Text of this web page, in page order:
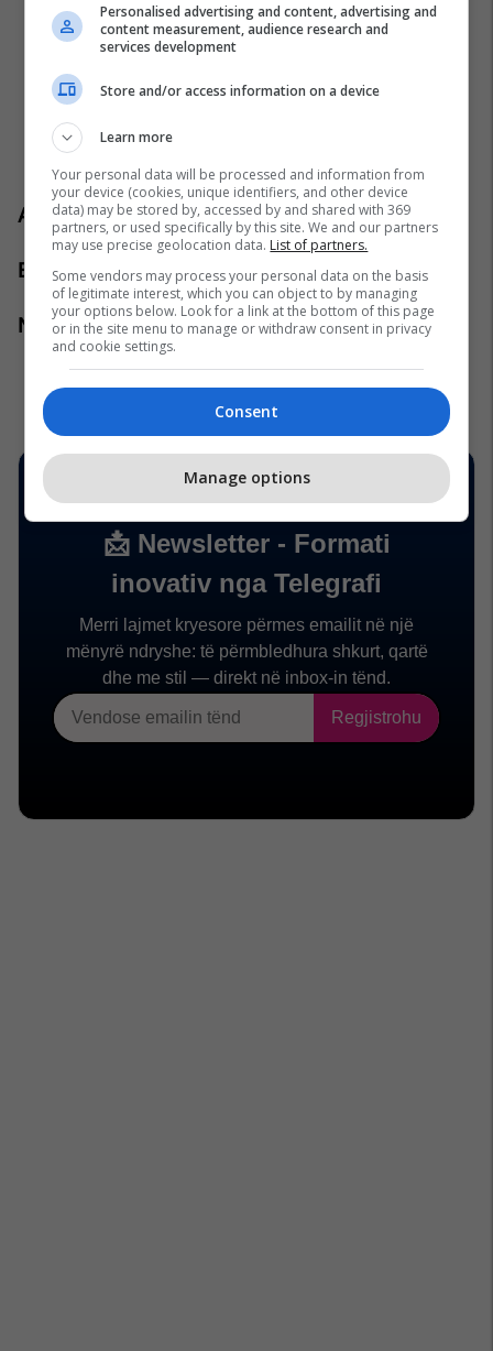
1 Tarracë
Dokumentacioni me Noter
Orientimi: Lindje
Mobilimi: Pa mobilim
Sistemi i ngrohjes: KEDS
Vendparkim
Agjenti: Shpend Hamiti
Emaili: shpend.hamiti@pro-rks.com
Numri kontaktues: +383 44 888 444
Personalised advertising and content, advertising and
content measurement, audience research and
services development
Store and/or access information on a device
Learn more
Your personal data will be processed and information from
your device (cookies, unique identifiers, and other device
data) may be stored by, accessed by and shared with 369
partners, or used specifically by this site. We and our partners
may use precise geolocation data. List of partners.
Some vendors may process your personal data on the basis
of legitimate interest, which you can object to by managing
your options below. Look for a link at the bottom of this page
or in the site menu to manage or withdraw consent in privacy
and cookie settings.
Consent
Manage options